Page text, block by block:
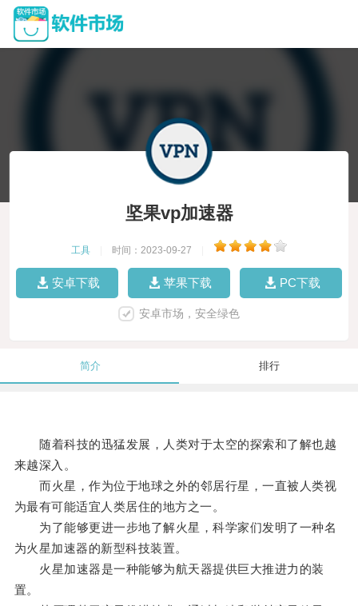
坚果vp加速器
工具 时间：2023-09-27
安卓下载 苹果下载 PC下载
安卓市场，安全绿色
简介 排行
随着科技的迅猛发展，人类对于太空的探索和了解也越
来越深入。
而火星，作为位于地球之外的邻居行星，一直被人类视
为最有可能适宜人类居住的地方之一。
为了能够更进一步地了解火星，科学家们发明了一种名
为火星加速器的新型科技装置。
火星加速器是一种能够为航天器提供巨大推进力的装
置。